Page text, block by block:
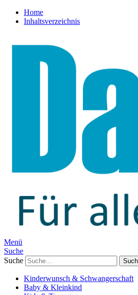
Home
Inhaltsverzeichnis
Menü
Suche
Suche
Kinderwunsch & Schwangerschaft
Baby & Kleinkind